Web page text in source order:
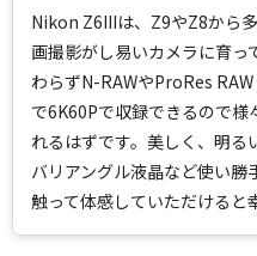
象に請求を行わず、かつ(b)応募規
た一切の損失と責任について、
Nikonに対し損害を与えないこと
【応募に関する重要な情報】
応募情報の送信をもって、Vookの
レンタル利用規約にご同意いただ
応募情報としてご提供いただいた
メールアドレス等、以下「個人情
キャンペーンの実施および運営や
Nikon Z6IIIは、Z9やZ8から
画撮影がし易いカメラに育っ
わらずN-RAWやProRes
で6K60Pで収録できるので様
れるはずです。美しく、明る
バリアングル液晶など使い勝
触って体感していただけると